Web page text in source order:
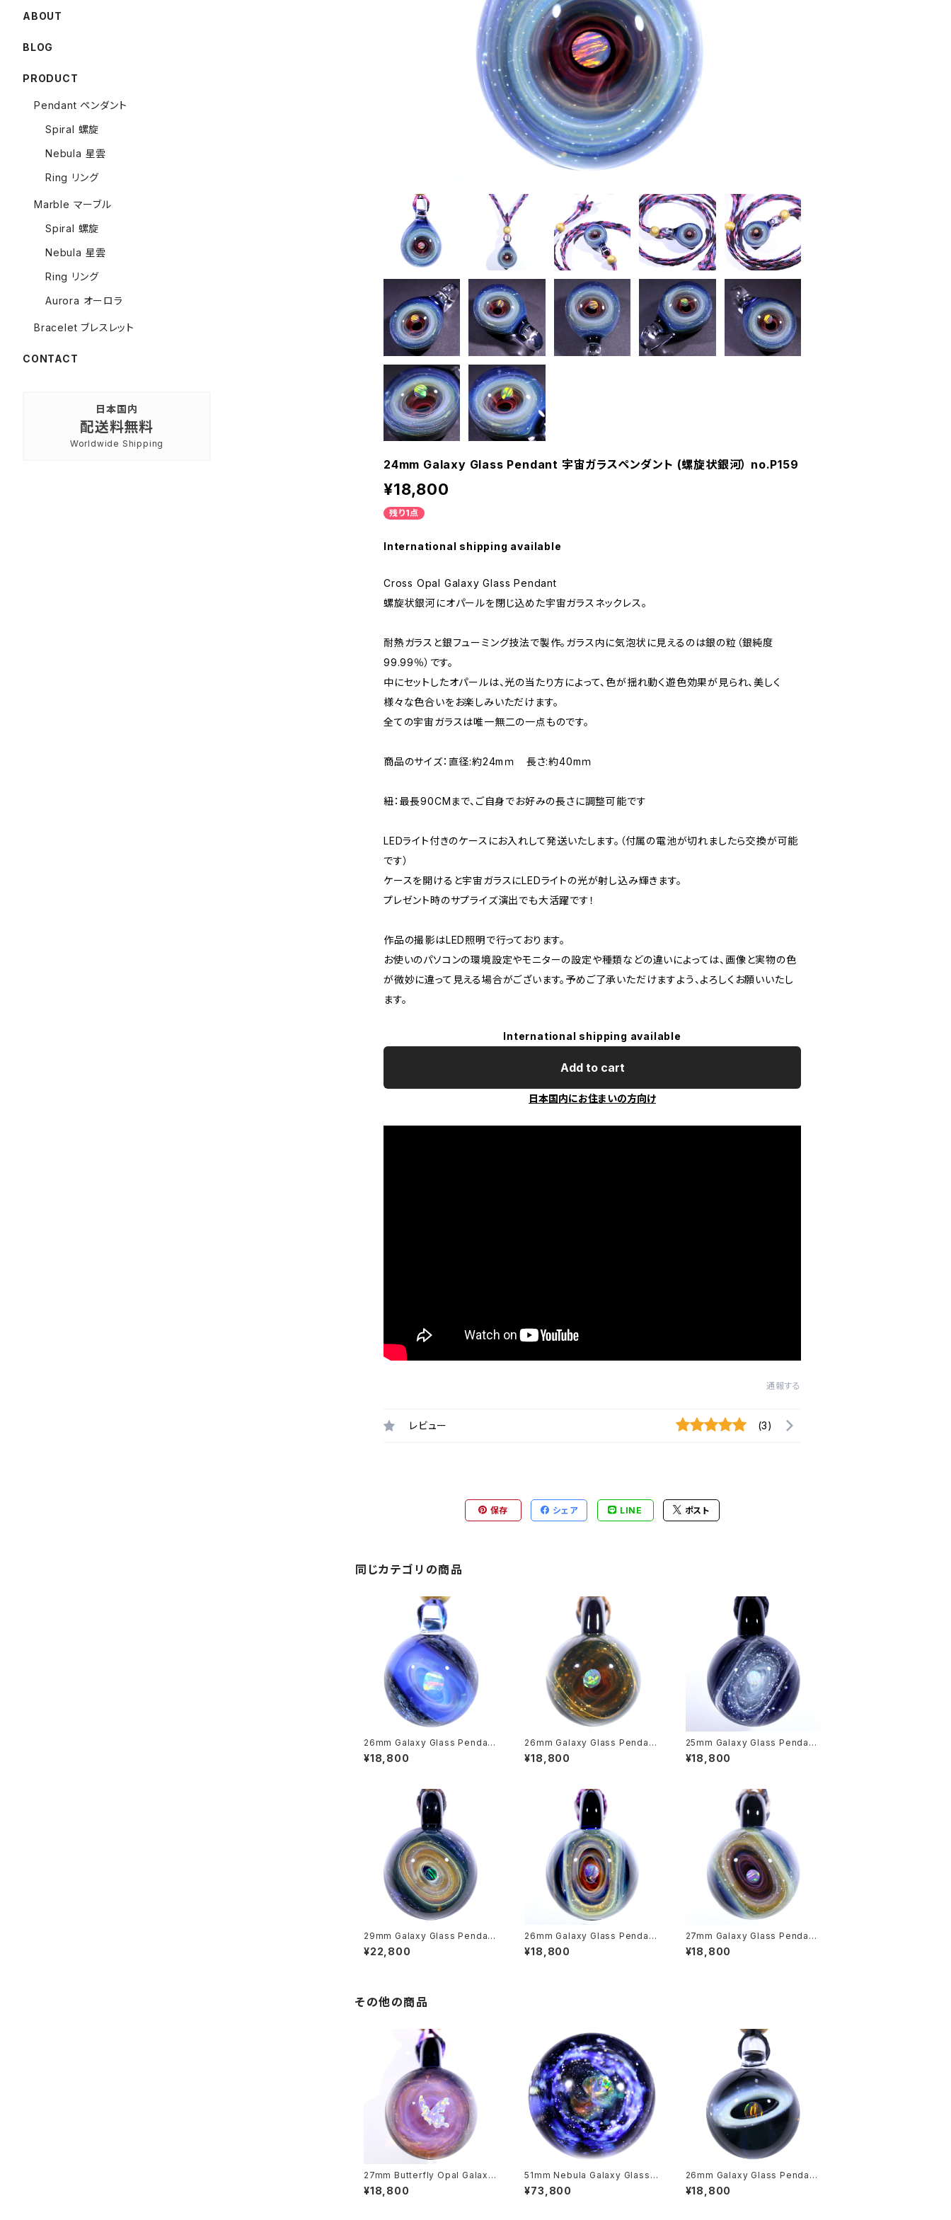
24mm Galaxy Glass Pendant 宇宙ガラスペンダント (螺旋状銀河） no.P159
¥18,800
残り1点
International shipping available
Cross Opal Galaxy Glass Pendant
螺旋状銀河にオパールを閉じ込めた宇宙ガラスネックレス。
耐熱ガラスと銀フューミング技法で製作。ガラス内に気泡状に見えるのは銀の粒（銀純度
99.99％）です。
中にセットしたオパールは、光の当たり方によって、色が揺れ動く遊色効果が見られ、美しく
様々な色合いをお楽しみいただけます。
全ての宇宙ガラスは唯一無二の一点ものです。
商品のサイズ：直径:約24mｍ 長さ:約40mｍ
紐：最長90CMまで、ご自身でお好みの長さに調整可能です
LEDライト付きのケースにお入れして発送いたします。（付属の電池が切れましたら交換が可能
です）
ケースを開けると宇宙ガラスにLEDライトの光が射し込み輝きます。
プレゼント時のサプライズ演出でも大活躍です！
作品の撮影はLED照明で行っております。
お使いのパソコンの環境設定やモニターの設定や種類などの違いによっては、画像と実物の色
が微妙に違って見える場合がございます。予めご了承いただけますよう、よろしくお願いいたし
ます。
International shipping available
Add to cart
日本国内にお住まいの方向け
通報する
レビュー (3)
保存 シェア LINE ポスト
同じカテゴリの商品
26mm Galaxy Glass Pendant
宇宙ガラスペンダント (螺旋状銀
河） no.P163
¥18,800
26mm Galaxy Glass Pendant
宇宙ガラスペンダント (螺旋状銀
河） no.P163
¥18,800
25mm Galaxy Glass Pendant
宇宙ガラスペンダント (螺旋状銀
河） no.P161
¥18,800
29mm Galaxy Glass Pendant
宇宙ガラスペンダント (螺旋状銀
河） no.P149
¥22,800
26mm Galaxy Glass Pendant
宇宙ガラスペンダント (螺旋状銀
河） no.P157
¥18,800
27mm Galaxy Glass Pendant
宇宙ガラスペンダント (螺旋状銀
河） no.P166
¥18,800
その他の商品
27mm Butterfly Opal Galaxy
Glass Pendant 宇宙ガラスペン
ダント (螺旋状銀河） no.P128
¥18,800
51mm Nebula Galaxy Glass
Marble 宇宙ガラスマーブル - オ
ブジェ no.M228
¥73,800
26mm Galaxy Glass Pendant
宇宙ガラスペンダント (”リング” シ
リーズ） no.P150
¥18,800
ABOUT
BLOG
PRODUCT
Pendant ペンダント
Spiral 螺旋
Nebula 星雲
Ring リング
Marble マーブル
Spiral 螺旋
Nebula 星雲
Ring リング
Aurora オーロラ
Bracelet ブレスレット
CONTACT
日本国内
配送料無料
Worldwide Shipping